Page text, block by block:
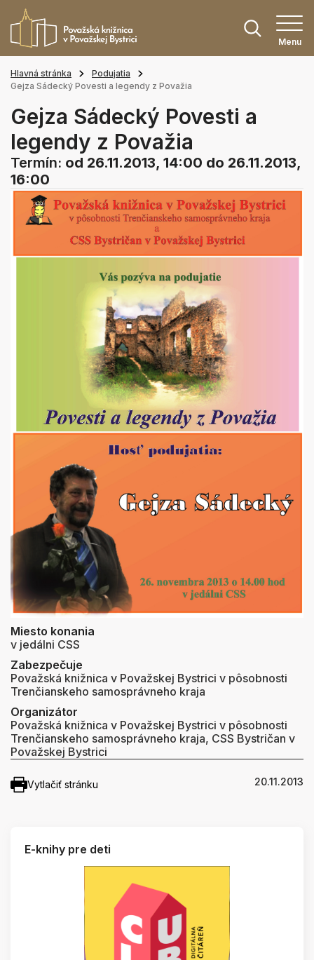
Menu
Hlavná stránka
Podujatia
Gejza Sádecký Povesti a legendy z Považia
Gejza Sádecký Povesti a
legendy z Považia
Termín: od 26.11.2013, 14:00 do 26.11.2013,
16:00
Miesto konania
v jedálni CSS
Zabezpečuje
Považská knižnica v Považskej Bystrici v pôsobnosti
Trenčianskeho samosprávneho kraja
Organizátor
Považská knižnica v Považskej Bystrici v pôsobnosti
Trenčianskeho samosprávneho kraja, CSS Bystričan v
Považskej Bystrici
Vytlačiť stránku 20.11.2013
E-knihy pre deti